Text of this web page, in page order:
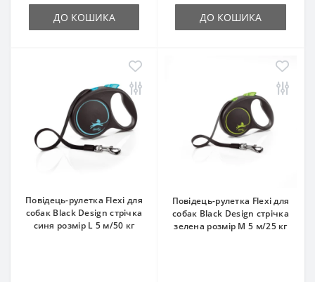
ДО КОШИКА ДО КОШИКА
Повідець-рулетка Flexi для
собак Black Design стрічка
синя розмір L 5 м/50 кг
Повідець-рулетка Flexi для
собак Black Design стрічка
зелена розмір M 5 м/25 кг